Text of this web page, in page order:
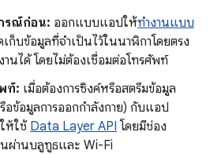
รณ์ก่อน: ออกแบบแอปให้ทำงานแบบ
เก็บข้อมูลที่จำเป็นไว้ในนาฬิกาโดยตรง
นได้ โดยไม่ต้องเชื่อมต่อโทรศัพท์
ท์: เมื่อต้องการซิงค์หรือสตรีมข้อมูล
อข้อมูลการออกกำลังกาย) กับแอป
ห้ใช้ Data Layer API โดยมีช่อง
นผ่านบลูทูธและ Wi-Fi